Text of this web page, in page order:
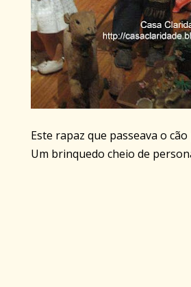
Este rapaz que passeava o
Um brinquedo cheio de